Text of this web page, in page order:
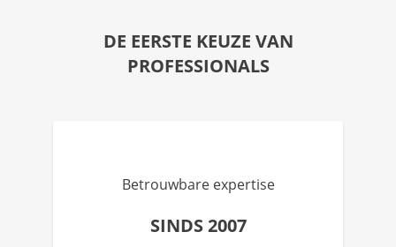
DE EERSTE KEUZE VAN
PROFESSIONALS
Betrouwbare expertise
SINDS 2007